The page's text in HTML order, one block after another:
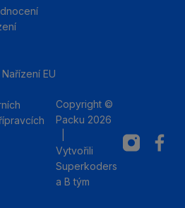
EU
Copyright ©
Packu 2026
Vytvořili
Superkoders
a B tým
Instagram